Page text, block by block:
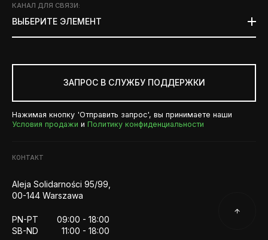
КАНАЛ ДЛЯ СВЯЗИ:
ВЫБЕРИТЕ ЭЛЕМЕНТ
ЗАПРОС В СЛУЖБУ ПОДДЕРЖКИ
Нажимая кнопку 'Отправить запрос', вы принимаете наши
Условия продажи и Политику конфиденциальности
КОНТАКТ
Aleja Solidarności 95/99,
00-144 Warszawa
PN-PT
09:00 - 18:00
SB-ND
11:00 - 18:00